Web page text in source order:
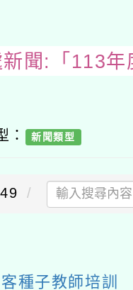
聞:「113
： 新聞類型
種子教師培訓